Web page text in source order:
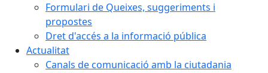
Formulari de Queixes, suggeriments i
propostes
Dret d'accés a la informació pública
Actualitat
Canals de comunicació amb la ciutadania